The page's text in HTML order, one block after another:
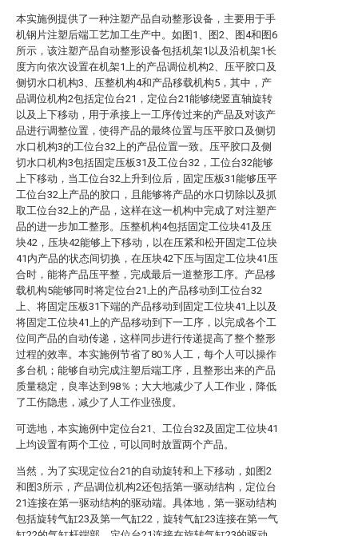
本实施例提供了一种注塑产品自动整形设备，主要用于手
机钢片注塑后端工艺加工生产中。如图1、图2、图4和图6
所示，该注塑产品自动整形设备包括机架1以及沿机架1长
度方向依次设置在机架1上的产品调位机构2、压平胶口及
侧切水口机构3、压整机构4和产品移载机构5，其中，产
品调位机构2包括定位台21，定位台21能够绕竖直轴旋转
以及上下移动，用于承接上一工序传过来的产品及对该产
品进行调整位置，使得产品的最终位置与压平胶口及侧切
水口机构3的工位台32上的产品位置一致。压平胶口及侧
切水口机构3包括固定压板31及工位台32，工位台32能够
上下移动，当工位台32上升到位后，固定压板31能够压平
工位台32上产品的胶口，且能够将产品的水口切除以及抓
取工位台32上的产品，这样在这一机构中完成了对注塑产
品的进一步加工整形。压整机构4包括固定工位块41及压
块42，压块42能够上下移动，以在压紧和松开固定工位块
41内产品的状态间切换，在压块42下压与固定工位块41压
合时，能将产品压平整，完成最后一道整形工序。产品移
载机构5能够同时将定位台21上的产品移动到工位台32
上、将固定压板31下端的产品移动到固定工位块41上以及
将固定工位块41上的产品移动到下一工序，以完成各个工
位间产品的自动传递，这样同步进行传递提高了整个整形
过程的效率。本实施例节省了80％人工，每个人可以操作
多台机；能够自动完成注塑后端工序，且整形出来的产品
质量稳定，良率达到98％；大大地减少了人工作业，降低
了工伤隐患，减少了人工作业强度。
可选地，本实施例中定位台21、工位台32及固定工位块41
上均设置有两个工位，可以同时放置两个产品。
当然，为了实现定位台21的自动旋转和上下移动，如图2
和图3所示，产品调位机构2还包括第一驱动结构，定位台
21连接在第一驱动结构的驱动端。具体地，第一驱动结构
包括旋转气缸23及第一气缸22，旋转气缸23连接在第一气